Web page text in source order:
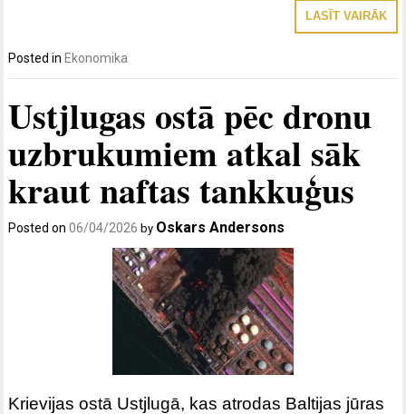
LASĪT VAIRĀK
Posted in Ekonomika
Ustjlugas ostā pēc dronu
uzbrukumiem atkal sāk
kraut naftas tankkuģus
Posted on06/04/2026 by Oskars Andersons
Krievijas ostā Ustjlugā, kas atrodas Baltijas jūras